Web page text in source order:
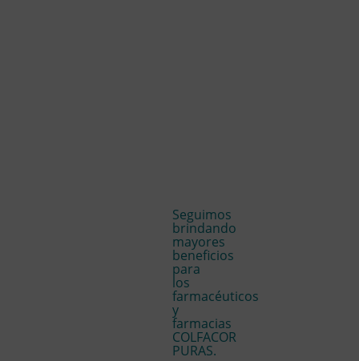
Seguimos
brindando
mayores
beneficios
para
los
farmacéuticos
y
farmacias
COLFACOR
PURAS.